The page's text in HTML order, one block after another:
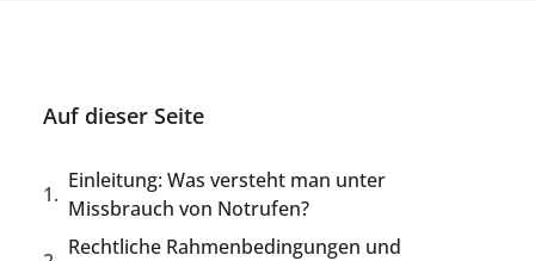
Auf dieser Seite
Einleitung: Was versteht man unter
Missbrauch von Notrufen?
Rechtliche Rahmenbedingungen und